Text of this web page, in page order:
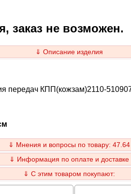
заказ не возможен.
⇓ Описание изделия
передач КПП(кожзам)2110-
⇓ Мнения и вопросы по товару: 47.64
⇓ Информация по оплате и доставке
⇓ С этим товаром покупают: